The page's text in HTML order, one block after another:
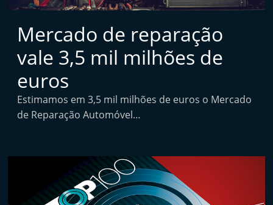
n
e
p
d
d
Mercado de reparação
vale 3,5 mil milhões de
euros
Estimamos em 3,5 mil milhões de euros o Mercado
de Reparação Automóvel…